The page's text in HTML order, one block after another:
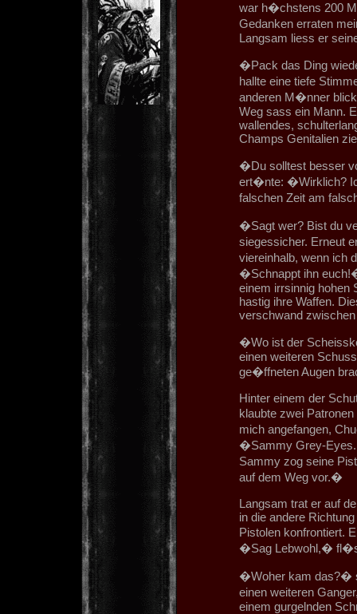
war h�chstens 200
Gedanken erraten
Langsam liess er
�Pack das Ding
hallte eine tiefe
anderen M�nner
Weg sass ein Mann.
wallendes,
Champs Genitalien
�Du solltest besser
ert�nte: �Wirklich?
falschen Zeit am
�Sagt wer? Bist du
siegessicher. Erneut
viereinhalb, wenn ich
�Schnappt ihn
einem irrsinnig hohen
hastig ihre Waffen.
verschwand
�Wo ist der
einen weiteren
ge�ffneten Augen
Hinter einem der
klaubte zwei
mich angefangen,
�Sammy Grey-
Sammy zog seine
auf dem Weg vor.�
Langsam trat er auf
in die andere
Pistolen konfrontiert.
�Sag Lebwohl,�
�Woher kam das?�
einen weiteren
einem gurgelnden